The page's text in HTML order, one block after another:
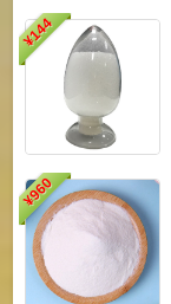
¥
144
¥
960